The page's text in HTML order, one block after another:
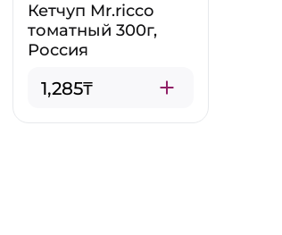
Кетчуп Mr.ricco
томатный 300г,
Россия
1,285₸